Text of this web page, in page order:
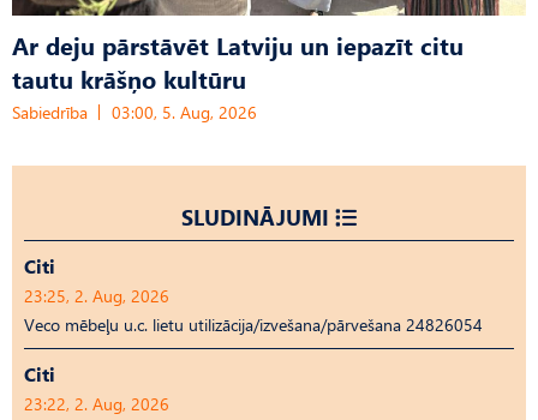
Ar deju pārstāvēt Latviju un iepazīt citu
tautu krāšņo kultūru
Sabiedrība 03:00, 5. Aug, 2026
SLUDINĀJUMI
Citi
23:25, 2. Aug, 2026
Veco mēbeļu u.c. lietu utilizācija/izvešana/pārvešana 24826054
Citi
23:22, 2. Aug, 2026